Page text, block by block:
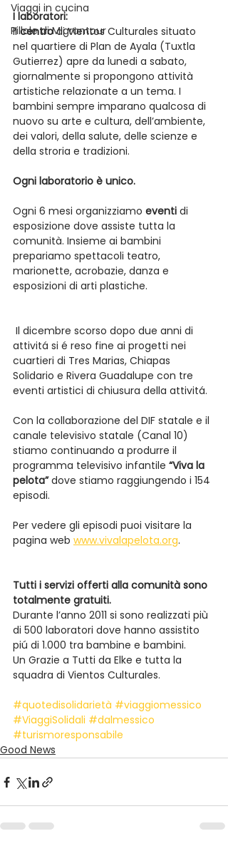
Viaggi in cucina
Pillole di Migrantour
I laboratori:
Il centro di Vientos Culturales situato
nel quartiere di Plan de Ayala (Tuxtla
Gutierrez) apre da lunedi a sabato,
giornalmente si propongono attività
artistiche relazionate a un tema. I
bambini sempre imparano qualcosa di
nuovo su arte e cultura, dell’ambiente,
dei valori, della salute, delle scienze e
della stroria e tradizioni.
Ogni laboratorio è unico.
Ogni 6 mesi organizziamo eventi di
esposizione dove assiste tutta la
comunità. Insieme ai bambini
prepariamo spettacoli teatro,
marionette, acrobazie, danza e
esposizioni di arti plastiche.
Il dicembre scorso dopo due anni di
attivitá si é reso fine ai progetti nei
cuartieri di Tres Marias, Chiapas
Solidario e Rivera Guadalupe con tre
eventi artistici di chiusura della attivitá.
Con la collaborazione del DIF statale e il
canale televisivo statale (Canal 10)
stiamo continuando a produrre il
programma televisivo infantile “Viva la
pelota” dove stiamo raggiungendo i 154
episodi.
Per vedere gli episodi puoi visitare la
pagina web www.vivalapelota.org.
Tutti i servizi offerti alla comunità sono
totalmente gratuiti.
Durante l’anno 2011 si sono realizzati più
di 500 laboratori dove hanno assistito
piú di 1.000 tra bambine e bambini.
Un Grazie a Tutti da Elke e tutta la
squadra di Vientos Culturales.
#quotedisolidarietà #viaggiomessico
#ViaggiSolidali #dalmessico
#turismoresponsabile
Good News